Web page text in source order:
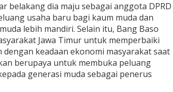
belakang dia maju sebagai anggota DPRD
usaha baru bagi kaum muda dan
lebih mandiri. Selain itu, Bang Baso
Jawa Timur untuk memperbaiki
keadaan ekonomi masyarakat saat
berupaya untuk membuka peluang
generasi muda sebagai penerus